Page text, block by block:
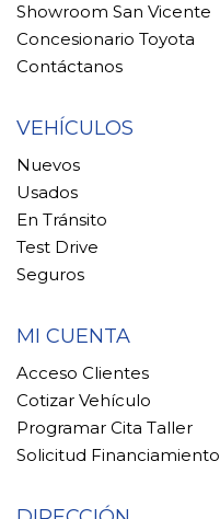
Showroom San Vicente
Concesionario Toyota
Contáctanos
VEHÍCULOS
Nuevos
Usados
En Tránsito
Test Drive
Seguros
MI CUENTA
Acceso Clientes
Cotizar Vehículo
Programar Cita Taller
Solicitud Financiamiento